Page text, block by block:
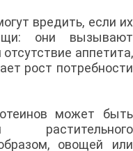
вредить, если их
они вызывают
аппетита,
рост потребности
может быть
растительного
овощей или